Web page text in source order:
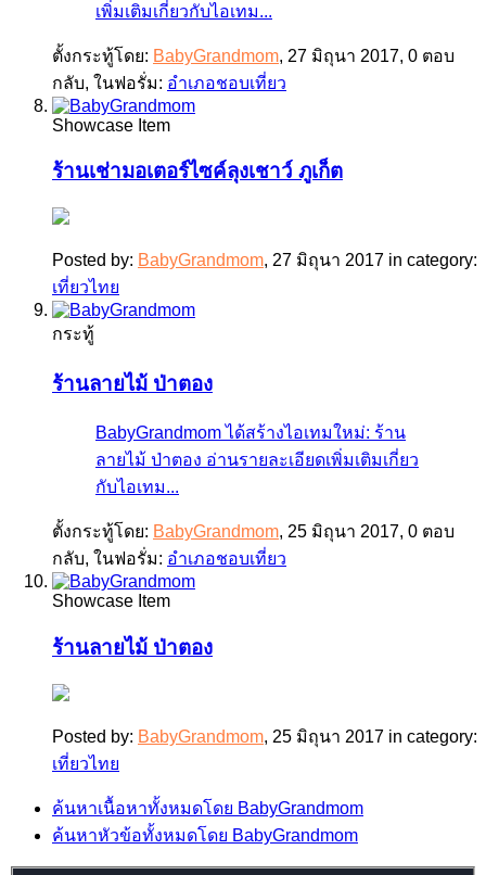
เพิ่มเติมเกี่ยวกับไอเทม...
ตั้งกระทู้โดย: BabyGrandmom, 27 มิถุนา 2017, 0 ตอบ
กลับ, ในฟอรั่ม: อำเภอชอบเที่ยว
Showcase Item
ร้านเช่ามอเตอร์ไซค์ลุงเชาว์ ภูเก็ต
Posted by: BabyGrandmom, 27 มิถุนา 2017 in category:
เที่ยวไทย
กระทู้
ร้านลายไม้ ป่าตอง
BabyGrandmom ได้สร้างไอเทมใหม่: ร้าน
ลายไม้ ป่าตอง อ่านรายละเอียดเพิ่มเติมเกี่ยว
กับไอเทม...
ตั้งกระทู้โดย: BabyGrandmom, 25 มิถุนา 2017, 0 ตอบ
กลับ, ในฟอรั่ม: อำเภอชอบเที่ยว
Showcase Item
ร้านลายไม้ ป่าตอง
Posted by: BabyGrandmom, 25 มิถุนา 2017 in category:
เที่ยวไทย
ค้นหาเนื้อหาทั้งหมดโดย BabyGrandmom
ค้นหาหัวข้อทั้งหมดโดย BabyGrandmom